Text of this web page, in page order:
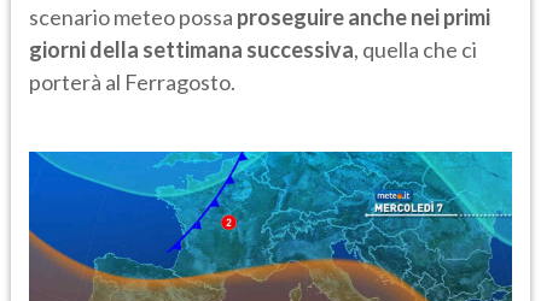
scenario meteo possa proseguire anche nei primi
giorni della settimana successiva, quella che ci
porterà al Ferragosto.